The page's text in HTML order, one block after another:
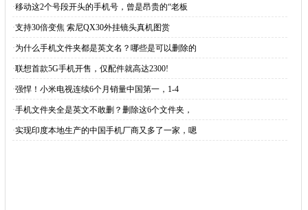
·移动这2个号段开头的手机号，曾是昂贵的“老板
·支持30倍变焦 索尼QX30外挂镜头真机图赏
·为什么手机文件夹都是英文名？哪些是可以删除的
·联想首款5G手机开售，仅配件就高达2300!
·强悍！小米电视连续6个月销量中国第一，1-4
·手机文件夹全是英文不敢删？删除这6个文件夹，
·实现印度本地生产的中国手机厂商又多了一家，嗯